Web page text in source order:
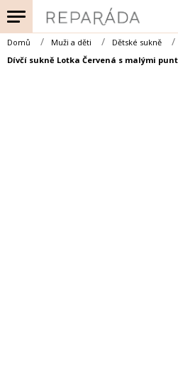
na
obsah
Domů Muži a děti
Dětské sukně
Dívčí sukně Lotka Červená s malými